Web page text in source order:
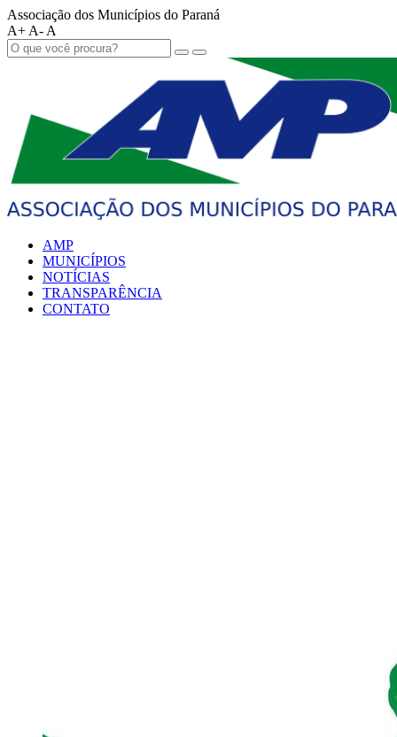
Associação dos Municípios do Paraná
A+ A- A
AMP
MUNICÍPIOS
NOTÍCIAS
TRANSPARÊNCIA
CONTATO